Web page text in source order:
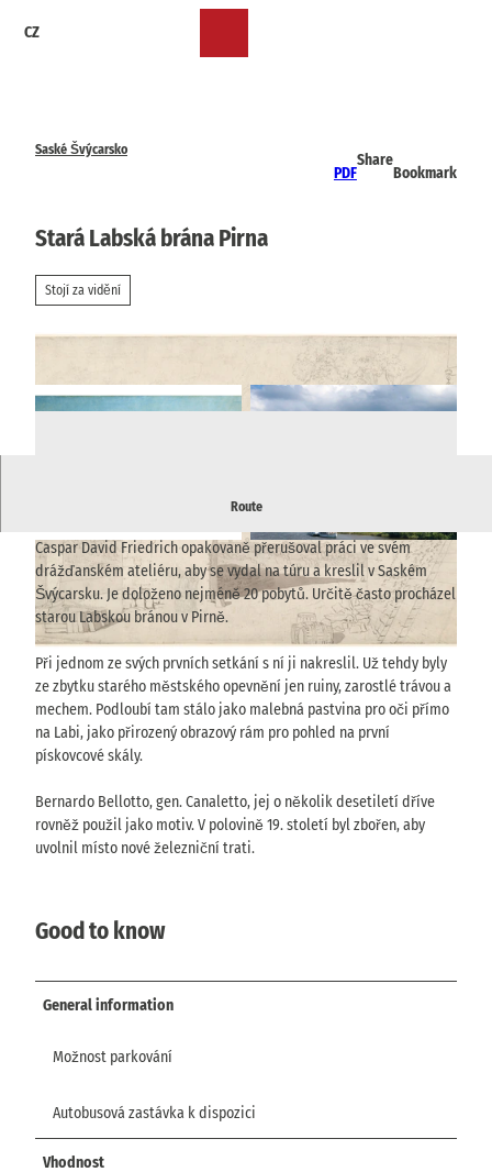
CZ
Saské Švýcarsko
PDF
Share
Bookmark
Stará Labská brána Pirna
Stojí za vidění
© viawww.saechsische-schweiz.de, Hamburger Kunsthalle, bpk, Foto: Christoph Irrgang |
CC-BY-ND
© viawww.saechsische-schweiz.de, Gemäldegal
erie Alte Meister, Staatliche Kunstsammlungen
Dresden, Foto: SKD I Elke Estel, Hans-Peter Klu
t |CC-BY-ND
© viawww.saechsische-schweiz.de, Sarah Haut
|CC-BY-SA
Route
Stará Labská brána v Pirně - místo inspirace Caspara Davida
Caspar David Friedrich opakovaně přerušoval práci ve svém
drážďanském ateliéru, aby se vydal na túru a kreslil v Saském
Švýcarsku. Je doloženo nejméně 20 pobytů. Určitě často procházel
starou Labskou bránou v Pirně.
Při jednom ze svých prvních setkání s ní ji nakreslil. Už tehdy byly
ze zbytku starého městského opevnění jen ruiny, zarostlé trávou a
mechem. Podloubí tam stálo jako malebná pastvina pro oči přímo
na Labi, jako přirozený obrazový rám pro pohled na první
pískovcové skály.
Bernardo Bellotto, gen. Canaletto, jej o několik desetiletí dříve
rovněž použil jako motiv. V polovině 19. století byl zbořen, aby
uvolnil místo nové železniční trati.
Good to know
General information
Možnost parkování
Autobusová zastávka k dispozici
Vhodnost